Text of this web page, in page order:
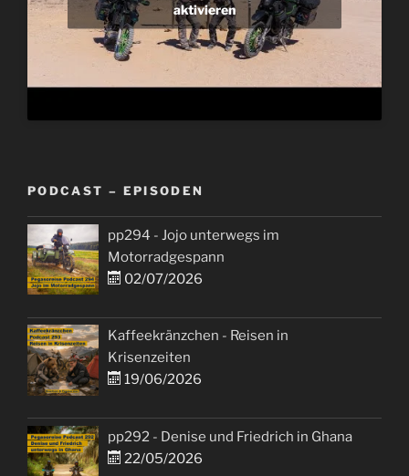
aktivieren
PODCAST – EPISODEN
pp294 - Jojo unterwegs im
Motorradgespann
02/07/2026
Kaffeekränzchen - Reisen in
Krisenzeiten
19/06/2026
pp292 - Denise und Friedrich in Ghana
22/05/2026